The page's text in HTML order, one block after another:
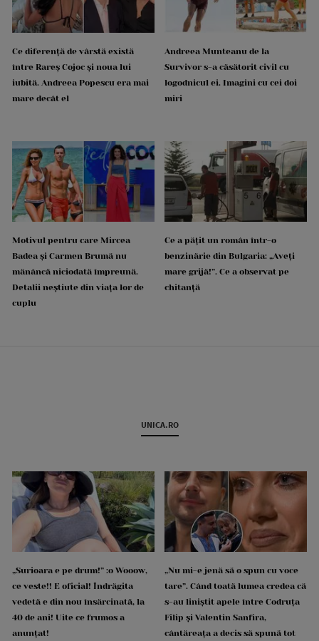
Ce diferență de vârstă există
între Rareș Cojoc și noua lui
iubită. Andreea Popescu era mai
mare decât el
Andreea Munteanu de la
Survivor s-a căsătorit civil cu
logodnicul ei. Imagini cu cei doi
miri
Motivul pentru care Mircea
Badea și Carmen Brumă nu
mănâncă niciodată împreună.
Detalii neștiute din viața lor de
cuplu
Ce a pățit un român într-o
benzinărie din Bulgaria: „Aveți
mare grijă!”. Ce a observat pe
chitanță
UNICA.RO
„Surioara e pe drum!” :o Wooow,
ce veste!! E oficial! Îndrăgita
vedetă e din nou însărcinată, la
40 de ani! Uite ce frumos a
anunțat!
„Nu mi-e jenă să o spun cu voce
tare”. Când toată lumea credea că
s-au liniștit apele între Codruța
Filip și Valentin Sanfira,
cântăreața a decis să spună tot